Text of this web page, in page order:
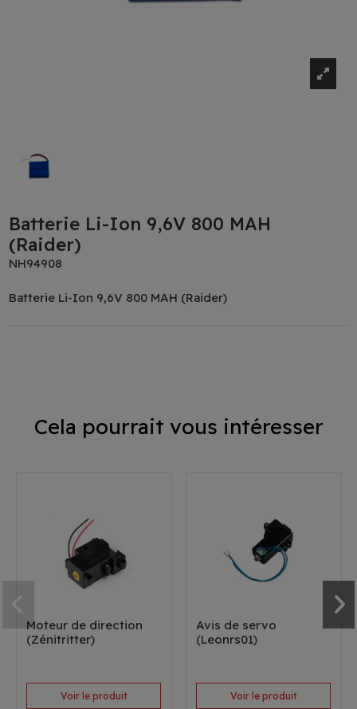
Batterie Li-Ion 9,6V 800 MAH
(Raider)
NH94908
Batterie Li-Ion 9,6V 800 MAH (Raider)
Cela pourrait vous intéresser
Moteur de direction
(Zénitritter)
Voir le produit
Avis de servo
(Leonrs01)
Voir le produit